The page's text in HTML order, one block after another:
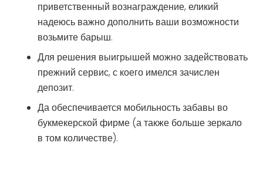
приветственный вознаграждение, еликий
надеюсь важно дополнить ваши возможности
возьмите барыш.
Для решения выигрышей можно задействовать
прежний сервис, с коего имелся зачислен
депозит.
Да обеспечивается мобильность забавы во
букмекерской фирме (а также больше зеркало
в том количестве).